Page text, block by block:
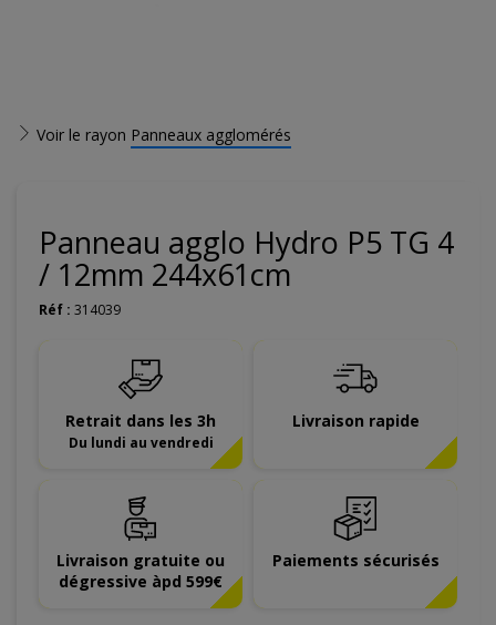
Voir le rayon Panneaux agglomérés
Panneau agglo Hydro P5 TG 4
/ 12mm 244x61cm
Réf : 314039
Retrait dans les 3h
Du lundi au vendredi
Livraison rapide
Livraison gratuite ou
dégressive àpd 599€
Paiements sécurisés